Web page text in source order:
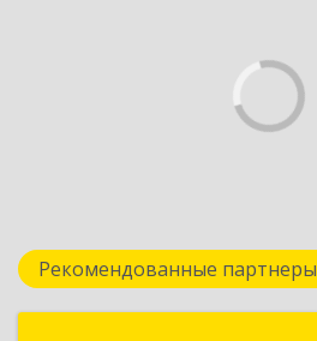
Рекомендованные партнеры